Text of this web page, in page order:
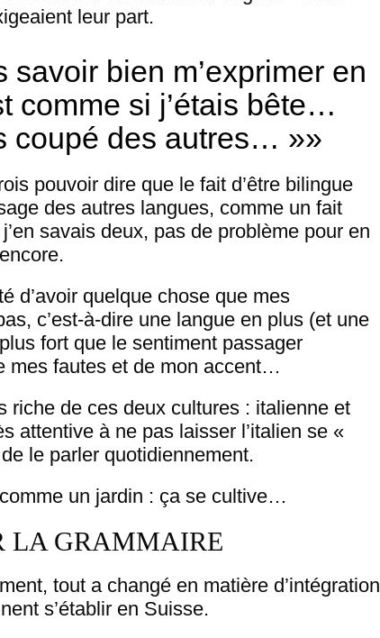
leur part.
savoir bien m’exprimer en
comme si j’étais bête…
coupé des autres… »
pouvoir dire que le fait d’être bilingue
des autres langues, comme un fait
savais deux, pas de problème pour en
d’avoir quelque chose que mes
c’est-à-dire une langue en plus (et une
fort que le sentiment passager
mes fautes et de mon accent…
riche de ces deux cultures : italienne et
attentive à ne pas laisser l’italien se «
le parler quotidiennement.
un jardin : ça se cultive…
LA GRAMMAIRE
tout a changé en matière d’intégration
s’établir en Suisse.